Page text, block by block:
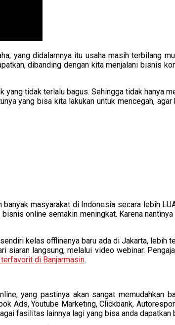
yang didalamnya itu usaha masih terbilang
dibanding dengan kita menjalani bisnis
tidak terlalu bagus. Sehingga tidak hanya
yang bisa kita lakukan untuk mencegah,
masyarakat di Indonesia secara lebih
online semakin meningkat. Karena
kelas offlinenya baru ada di Jakarta, lebih
langsung, melalui video webinar.
di Banjarmasin.
yang pastinya akan sangat memudahkan
Ads, Youtube Marketing, Clickbank,
fasilitas lainnya lagi yang bisa anda dapatkan